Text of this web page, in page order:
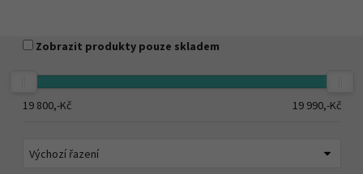
Zobrazit produkty pouze skladem
19 800,-Kč 19 990,-Kč